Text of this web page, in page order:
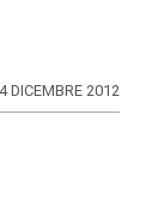
4 DICEMBRE 2012